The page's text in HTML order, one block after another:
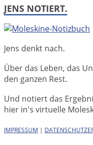
JENS NOTIERT.
Jens denkt nach.
Über das Leben, das
den ganzen Rest.
Und notiert das
hier in's virtuelle
IMPRESSUM |